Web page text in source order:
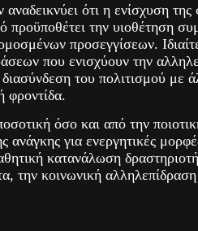
ότι η ενίσχυση της
προϋποθέτει την υιοθέτηση
προσεγγίσεων.
που ενισχύουν την
του πολιτισμού με
φροντίδα.
όσο και από την
ανάγκης για ενεργητικές
κατανάλωση
την κοινωνική